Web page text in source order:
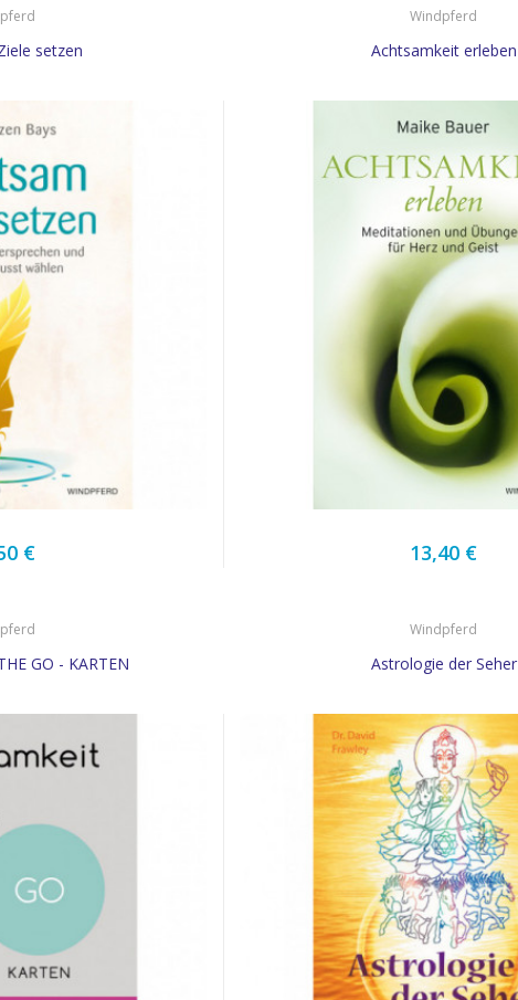
setzen
€
Windpferd
Achtsamkeit erleben
13,40 €
GO - KARTEN
Windpferd
Astrologie der Seher